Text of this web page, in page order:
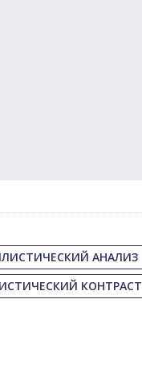
АНАЛИЗ
КОНТРАСТ